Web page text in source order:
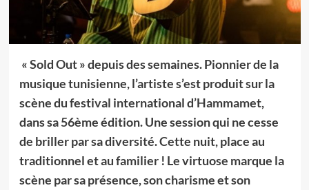
« Sold Out » depuis des semaines. Pionnier de la
musique tunisienne, l’artiste s’est produit sur la
scène du festival international d’Hammamet,
dans sa 56ème édition. Une session qui ne cesse
de briller par sa diversité. Cette nuit, place au
traditionnel et au familier ! Le virtuose marque la
scène par sa présence, son charisme et son